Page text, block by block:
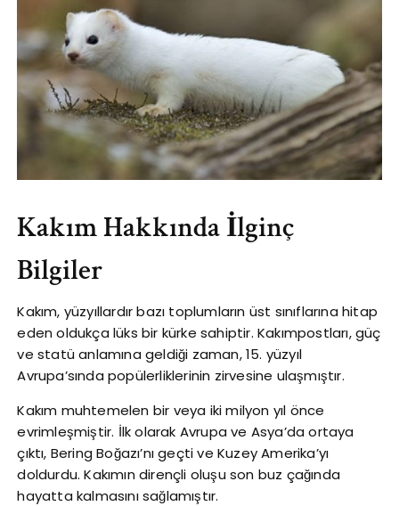
Kakım Hakkında İlginç
Bilgiler
Kakım, yüzyıllardır bazı toplumların üst sınıflarına hitap
eden oldukça lüks bir kürke sahiptir. Kakımpostları, güç
ve statü anlamına geldiği zaman, 15. yüzyıl
Avrupa’sında popülerliklerinin zirvesine ulaşmıştır.
Kakım muhtemelen bir veya iki milyon yıl önce
evrimleşmiştir. İlk olarak Avrupa ve Asya’da ortaya
çıktı, Bering Boğazı’nı geçti ve Kuzey Amerika’yı
doldurdu. Kakımın dirençli oluşu son buz çağında
hayatta kalmasını sağlamıştır.